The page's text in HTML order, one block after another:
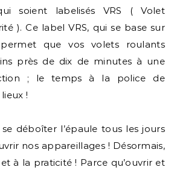
soient labelisés VRS ( Volet
). Ce label VRS, qui se base sur
que vos volets roulants
près de dix de minutes à une
; le temps à la police de
!
déboîter l’épaule tous les jours
nos appareillages ! Désormais,
à la praticité ! Parce qu’ouvrir et